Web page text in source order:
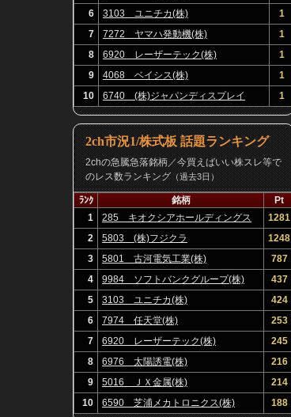
6
3103 ユニチカ(株)
1
7
7272 ヤマハ発動機(株)
1
8
6920 レーザーテック(株)
1
9
4068 ベイシス(株)
1
10
6740 (株)ジャパンディスプレイ 1
2ch市況1/株式板 話題ランキング
2chの急騰急落銘柄／今買えばいい株スレ等で
のレス数ランキング（過去3日）
ﾗﾝｸ 銘柄
Pt
1
285 キオクシアホールディングス
(株)
1281
2
5803 (株)フジクラ
1248
3
5801 古河電気工業(株)
787
4
9984 ソフトバンクグループ(株)
437
5
3103 ユニチカ(株)
424
6
7974 任天堂(株)
253
7
6920 レーザーテック(株)
245
8
6976 太陽誘電(株)
216
9
5016 ＪＸ金属(株)
214
10
6590 芝浦メカトロニクス(株) 188